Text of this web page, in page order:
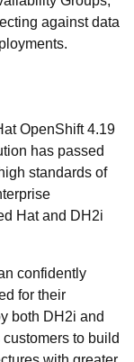
against data
OpenShift 4.19
has passed
standards of
Hat and DH2i
confidently
for their
both DH2i and
to build